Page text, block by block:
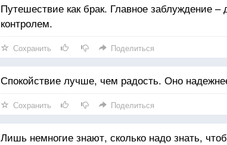
Путешествие как брак. Главное заблуждение –
контролем.
Сохранить Поделиться
Спокойствие лучше, чем радость. Оно
Сохранить Поделиться
Лишь немногие знают, сколько надо знать,